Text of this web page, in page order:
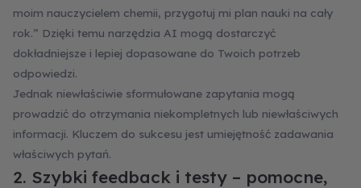
moim nauczycielem chemii, przygotuj mi plan nauki na cały
rok.” Dzięki temu narzędzia AI mogą dostarczyć
dokładniejsze i lepiej dopasowane do Twoich potrzeb
odpowiedzi.
Jednak niewłaściwie sformułowane zapytania mogą
prowadzić do otrzymania niekompletnych lub niewłaściwych
informacji. Kluczem do sukcesu jest umiejętność zadawania
właściwych pytań.
2. Szybki feedback i testy – pomocne,